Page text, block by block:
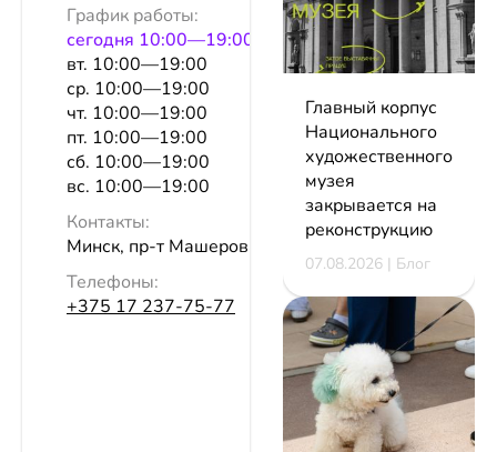
График работы:
сeгодня 10:00—19:00
вт. 10:00—19:00
ср. 10:00—19:00
чт. 10:00—19:00
пт. 10:00—19:00
сб. 10:00—19:00
вс. 10:00—19:00
Контакты:
Минск, пр-т Машерова, 25, оф. 105
Телефоны:
+375 17 237-75-77
Главный корпус
Национального
художественного
музея
закрывается на
реконструкцию
07.08.2026 | Блог